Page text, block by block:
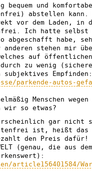
bequem und
abstellen
vor dem Laden, in
Ich hatte selbst
abgeschafft habe,
stehen mir
auf
zu wenig
Empfinden:
parkende-autos-
Menschen wegen
wir so etwas?
gar
ist, heißt
den Preis dafür!
(genau, die aus
article156401584/